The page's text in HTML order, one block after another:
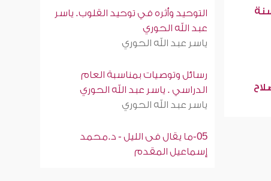
التوحيد وأثره في توحيد القلوب. ياسر
عبد الله الحوري
ياسر عبد الله الحوري
رسائل وتوصيات بمناسبة العام
الدراسي . ياسر عبد الله الحوري
ياسر عبد الله الحوري
05-ما يقال فى الليل - د.محمد
إسماعيل المقدم